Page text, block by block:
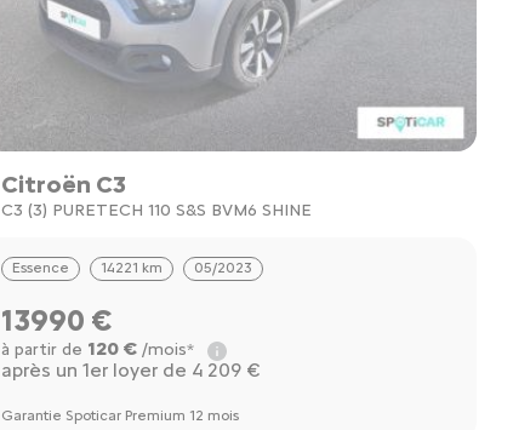
Citroën C3
C3 (3) PURETECH 110 S&S BVM6 SHINE
Essence 14221 km 05/2023
13990 €
à partir de 120 € /mois*
après un 1er loyer de 4 209 €
Garantie Spoticar Premium 12 mois